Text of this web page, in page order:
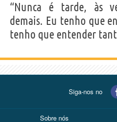
“Nunca é tarde, às
demais. Eu tenho que
tenho que entender
Siga-nos no
Sobre nós